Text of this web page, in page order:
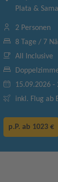
Plata &
2 Personen
8 Tage / 7
All Inclusive
15.09.2026 -
inkl. Flug ab
p.P. ab 1023 €